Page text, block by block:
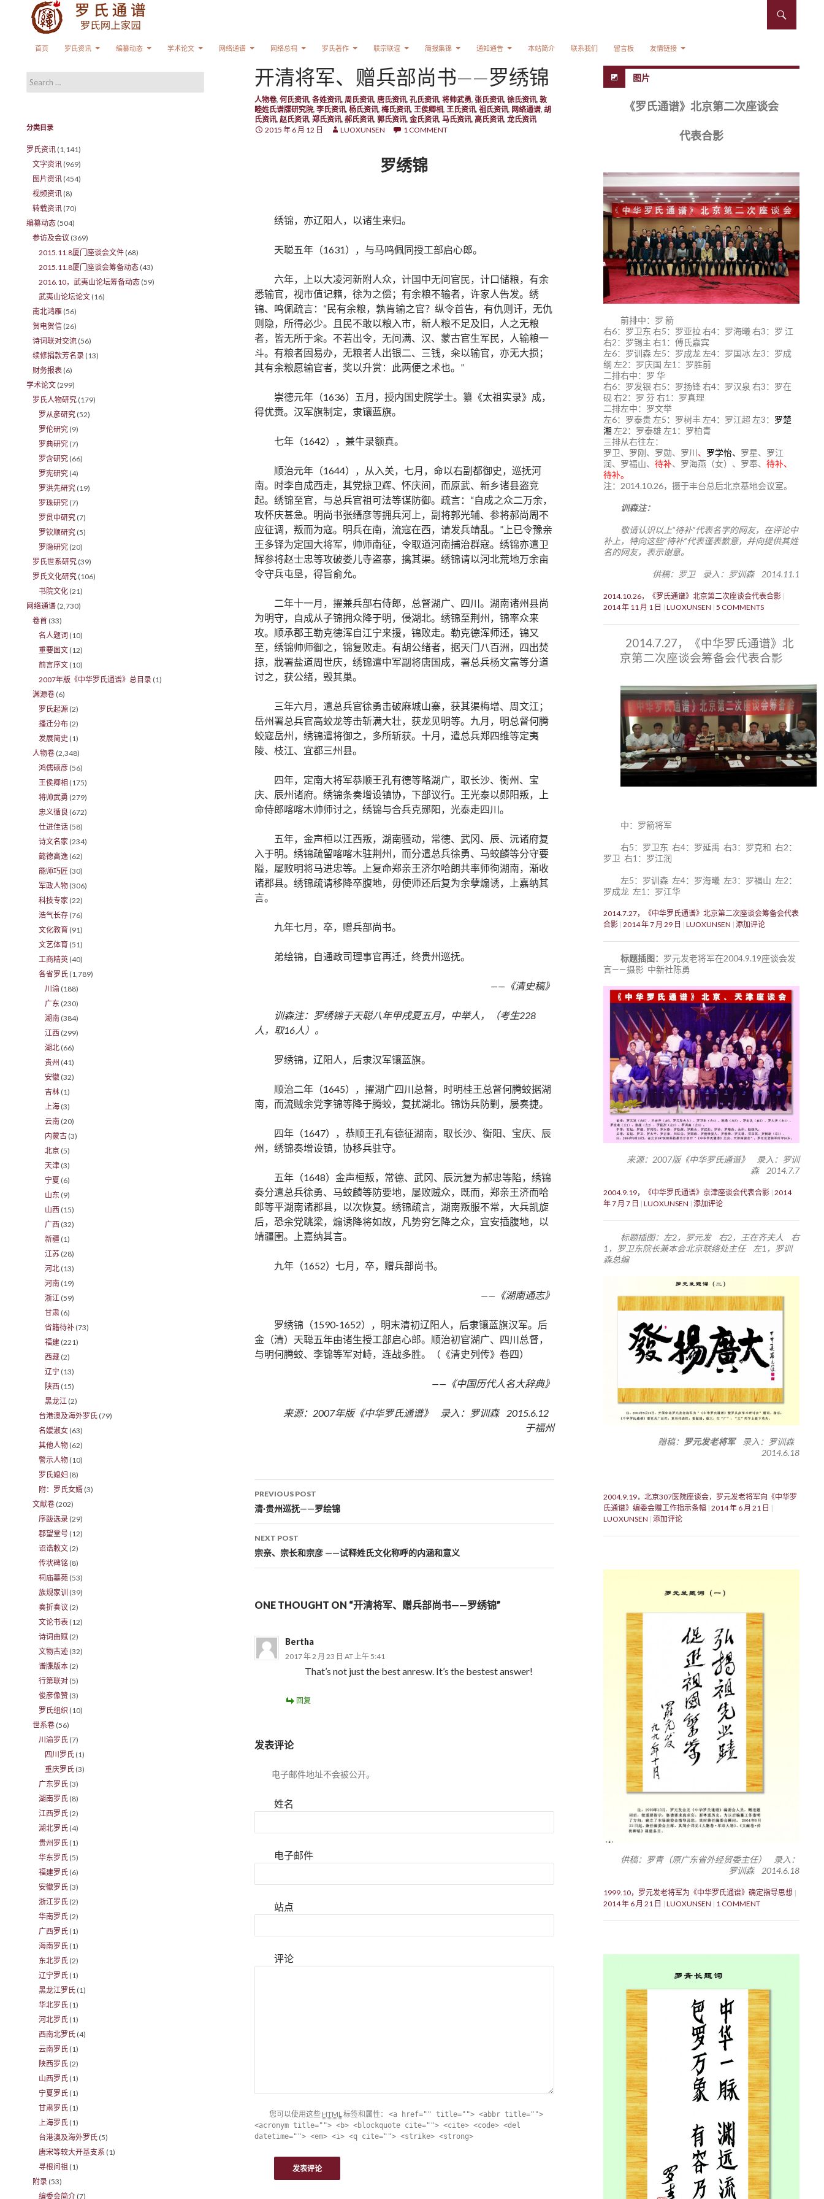
首页
罗氏资讯 编纂动态 学术论文 网络通谱 网络总祠 罗氏著作 联宗联谊 简报集锦 通知通告 本站简介 联系我们 留言板 友情链接
开清将军、赠兵部尚书——罗绣锦
人物卷, 何氏资讯, 各姓资讯, 周氏资讯, 唐氏资讯, 孔氏资讯, 将帅武勇, 张氏资讯, 徐氏资讯, 敦
睦姓氏谱牒研究院, 李氏资讯, 杨氏资讯, 梅氏资讯, 王侯卿相, 王氏资讯, 祖氏资讯, 网络通谱, 胡
氏资讯, 赵氏资讯, 郑氏资讯, 郝氏资讯, 郭氏资讯, 金氏资讯, 马氏资讯, 高氏资讯, 龙氏资讯
2015 年 6 月 12 日
LUOXUNSEN 1 COMMENT
罗绣锦
绣锦，亦辽阳人，以诸生来归。
天聪五年（1631），与马鸣佩同授工部启心郎。
六年，上以大凌河新附人众，计国中无问官民，计口储粮，有余
悉输官，视市值记籍，徐为之偿；有余粮不输者，许家人告发。绣
锦、鸣佩疏言：“民有余粮，孰肯输之官？纵令首告，有仇则讦，无仇
则隐，所得必少。且民不敢以粮入市，新人粮不足及旧，人之无粮
者，皆无所于籴。不若出令，无问满、汉、蒙古官生军民，人输粮一
斗。有粮者固易办，无粮者人出银二、三钱，籴以输官，亦无大损；
其有余粮愿输官者，奖以升赏：此两便之术也。”
崇德元年（1636）五月，授内国史院学士。纂《太祖实录》成，
得优赉。汉军旗制定，隶镶蓝旗。
七年（1642），兼牛录额真。
顺治元年（1644），从入关，七月，命以右副都御史，巡抚河
南。时李自成西走，其党掠卫辉、怀庆间，而原武、新乡诸县盗竞
起。绣锦至官，与总兵官祖可法等谋防御。疏言：“自成之众二万余，
攻怀庆甚急。明尚书张缙彦等拥兵河上，副将郭光辅、参将郝尚周不
应征调，叛而为寇。明兵在南，流寇在西，请发兵靖乱。”上已令豫亲
王多铎为定国大将军，帅师南征，令取道河南捕治群寇。绣锦亦遣卫
辉参将赵士忠等攻破娄儿寺盗寨，擒其渠。绣锦请以河北荒地万余亩
令守兵屯垦，得旨俞允。
二年十一月，擢兼兵部右侍郎，总督湖广、四川。湖南诸州县尚
为明守，自成从子锦拥众降于明，侵湖北。绣锦至荆州，锦率众来
攻。顺承郡王勒克德浑自江宁来援，锦败走。勒克德浑师还，锦又
至，绣锦帅师御之，锦复败走。有胡公绪者，据天门八百洲，四出焚
掠，戕署盐道周世庆，绣锦遣中军副将唐国成，署总兵杨文富等分道
讨之，获公绪，毁其巢。
三年六月，遣总兵官徐勇击破麻城山寨，获其渠梅增、周文江；
岳州署总兵官高蛟龙等击斩满大壮，获龙见明等。九月，明总督何腾
蛟寇岳州，绣锦遣将御之，多所斩获。十月，遣总兵郑四维等定夷
陵、枝江、宜都三州县。
四年，定南大将军恭顺王孔有德等略湖广，取长沙、衡州、宝
庆、辰州诸府。绣锦条奏增设镇协，下部议行。王光泰以郧阳叛，上
命侍郎喀喀木帅师讨之，绣锦与合兵克郧阳，光泰走四川。
五年，金声桓以江西叛，湖南骚动，常德、武冈、辰、沅诸府复
入于明。绣锦疏留喀喀木驻荆州，而分遣总兵徐勇、马蛟麟等分守要
隘，屡败明将马进忠等。上复命郑亲王济尔哈朗共率师徇湖南，渐收
诸郡县。绣锦疏请移降卒腹地，毋使师还后复为余孽煽诱，上嘉纳其
言。
九年七月，卒，赠兵部尚书。
弟绘锦，自通政司理事官再迁，终贵州巡抚。
——《清史稿》
训森注：罗绣锦于天聪八年甲戌夏五月，中举人，（考生228
人，取16人）。
罗绣锦，辽阳人，后隶汉军镶蓝旗。
顺治二年（1645），擢湖广四川总督，时明桂王总督何腾蛟据湖
南，而流贼余党李锦等降于腾蛟，复扰湖北。锦饬兵防剿，屡奏捷。
四年（1647），恭顺王孔有德征湖南，取长沙、衡阳、宝庆、辰
州，绣锦奏增设镇，协移兵驻守。
五年（1648）金声桓叛，常德、武冈、辰沅复为郝忠等陷，绣锦
奏分遣总兵徐勇、马蛟麟等防要地，屡败贼众，既而，郑亲王济而哈
郎等平湖南诸郡县，以次恢复。绣锦疏言，湖南叛服不常，大兵凯旋
后，恐余党跳梁，煽诱降将如故，凡势穷乞降之众，宜安插腹地，以
靖疆圉。上嘉纳其言。
九年（1652）七月，卒，赠兵部尚书。
——《湖南通志》
罗绣锦（1590-1652），明末清初辽阳人，后隶镶蓝旗汉军。后
金（清）天聪五年由诸生授工部启心郎。顺治初官湖广、四川总督，
与明何腾蛟、李锦等军对峙，连战多胜。（《清史列传》卷四）
——《中国历代人名大辞典》
来源：2007年版《中华罗氏通谱》 录入：罗训森 2015.6.12
于福州
Post navigation
PREVIOUS POST
清·贵州巡抚——罗绘锦
NEXT POST
宗亲、宗长和宗彦 ——试释姓氏文化称呼的内涵和意义
ONE THOUGHT ON “开清将军、赠兵部尚书——罗绣锦”
Bertha
2017 年 2 月 23 日 AT 上午 5:41
That’s not just the best anresw. It’s the bestest answer!
回复
发表评论
电子邮件地址不会被公开。
姓名
电子邮件
站点
评论
您可以使用这些 HTML标签和属性： <a href="" title=""> <abbr title="">
<acronym title=""> <b> <blockquote cite=""> <cite> <code> <del
datetime=""> <em> <i> <q cite=""> <strike> <strong>
图片
《罗氏通谱》北京第二次座谈会
代表合影
前排中：罗 箭
右6：罗卫东 右5：罗亚拉 右4：罗海曦 右3：罗 江
右2：罗锡主 右1：傅氏嘉宾
左6：罗训森 左5：罗成龙 左4：罗国冰 左3：罗成
纲 左2：罗庆国 左1：罗胜前
二排右中：罗 华
右6：罗发银 右5：罗扬锋 右4：罗汉泉 右3：罗在
砚 右2：罗 芬 右1：罗真理
二排左中：罗文举
左6：罗泰贵 左5：罗树丰 左4：罗江超 左3： 罗楚
湘 左2：罗泰雄 左1：罗柏青
三排从右往左：
罗卫、罗刚、罗勋、罗川、 罗学怡、 罗星、罗江
润、罗福山、 待补、罗海燕（女）、罗奉、 待补、
待补。
注：2014.10.26，摄于丰台总后北京基地会议室。
训森注：
敬请认识以上“待补”代表名字的网友，在评论中
补上，特向这些“待补”代表谨表歉意，并向提供其姓
名的网友，表示谢意。
供稿：罗卫 录入：罗训森 2014.11.1
2014.10.26，《罗氏通谱》北京第二次座谈会代表合影
2014 年 11 月 1 日
LUOXUNSEN 5 COMMENTS
2014.7.27，《中华罗氏通谱》北
京第二次座谈会筹备会代表合影
中：罗箭将军
右5：罗卫东 右4：罗延禹 右3：罗克和 右2：
罗卫 右1：罗江润
左5：罗训森 左4：罗海曦 左3：罗福山 左2：
罗成龙 左1：罗江华
2014.7.27，《中华罗氏通谱》北京第二次座谈会筹备会代表
合影 2014 年 7 月 29 日 LUOXUNSEN 添加评论
标题插图： 罗元发老将军在2004.9.19座谈会发
言——摄影 中新社陈勇
来源：2007版《中华罗氏通谱》 录入：罗训
森 2014.7.7
2004.9.19，《中华罗氏通谱》京津座谈会代表合影 2014
年 7 月 7 日
LUOXUNSEN 添加评论
标题插图：左2，罗元发 右2，王在齐夫人 右
1，罗卫东院长兼本会北京联络处主任 左1，罗训
森总编
赠稿： 罗元发老将军录入：罗训森
2014.6.18
2004.9.19，北京307医院座谈会，罗元发老将军向《中华罗
氏通谱》编委会赠工作指示条幅 2014 年 6 月 21 日
LUOXUNSEN 添加评论
供稿：罗青（原广东省外经贸委主任） 录入：
罗训森 2014.6.18
1999.10，罗元发老将军为《中华罗氏通谱》确定指导思想
2014 年 6 月 21 日
LUOXUNSEN 1 COMMENT
Search for:
分类目录
罗氏资讯 (1,141)
文字资讯 (969)
图片资讯 (454)
视频资讯 (8)
转载资讯 (70)
编纂动态 (504)
参访及会议 (369)
2015.11.8厦门座谈会文件 (68)
2015.11.8厦门座谈会筹备动态 (43)
2016.10，武夷山论坛筹备动态 (59)
武夷山论坛论文 (16)
南北鸿雁 (56)
贺电贺信 (26)
诗词联对交流 (56)
续修捐款芳名录 (13)
财务报表 (6)
学术论文 (299)
罗氏人物研究 (179)
罗从彦研究 (52)
罗伦研究 (9)
罗典研究 (7)
罗含研究 (66)
罗宪研究 (4)
罗洪先研究 (19)
罗珠研究 (7)
罗贯中研究 (7)
罗钦顺研究 (5)
罗隐研究 (20)
罗氏世系研究 (39)
罗氏文化研究 (106)
书院文化 (21)
网络通谱 (2,730)
卷首 (33)
名人题词 (10)
重要图文 (12)
前言序文 (10)
2007年版《中华罗氏通谱》总目录 (1)
渊源卷 (6)
罗氏起源 (2)
播迁分布 (2)
发展简史 (1)
人物卷 (2,348)
鸿儒硕彦 (56)
王侯卿相 (175)
将帅武勇 (279)
忠义循良 (672)
仕进佳话 (58)
诗文名家 (234)
懿德高逸 (62)
能师巧匠 (30)
军政人物 (306)
科技专家 (22)
浩气长存 (76)
文化教育 (91)
文艺体育 (51)
工商精英 (40)
各省罗氏 (1,789)
川渝 (188)
广东 (230)
湖南 (384)
江西 (299)
湖北 (66)
贵州 (41)
安徽 (32)
吉林 (1)
上海 (3)
云南 (20)
内蒙古 (3)
北京 (5)
天津 (3)
宁夏 (6)
山东 (9)
山西 (15)
广西 (32)
新疆 (1)
江苏 (28)
河北 (13)
河南 (19)
浙江 (59)
甘肃 (6)
省籍待补 (73)
福建 (221)
西藏 (2)
辽宁 (13)
陕西 (15)
黑龙江 (2)
台港澳及海外罗氏 (79)
名嫒淑女 (63)
其他人物 (62)
警示人物 (10)
罗氏媳妇 (8)
附：罗氏女婿 (3)
文献卷 (202)
序跋选录 (29)
郡望堂号 (12)
诏诰敕文 (2)
传状碑铭 (8)
祠庙墓苑 (53)
族规家训 (39)
奏折奏议 (2)
文论书表 (12)
诗词曲赋 (2)
文物古迹 (32)
谱牒版本 (2)
行第联对 (5)
俊彦像赞 (3)
罗氏组织 (10)
世系卷 (56)
川渝罗氏 (7)
四川罗氏 (1)
重庆罗氏 (3)
广东罗氏 (3)
湖南罗氏 (8)
江西罗氏 (2)
湖北罗氏 (4)
贵州罗氏 (1)
华东罗氏 (5)
福建罗氏 (6)
安徽罗氏 (3)
浙江罗氏 (2)
华南罗氏 (2)
广西罗氏 (1)
海南罗氏 (1)
东北罗氏 (2)
辽宁罗氏 (1)
黑龙江罗氏 (1)
华北罗氏 (1)
河北罗氏 (1)
西南北罗氏 (4)
云南罗氏 (1)
陕西罗氏 (2)
山西罗氏 (1)
宁夏罗氏 (1)
甘肃罗氏 (1)
上海罗氏 (1)
台港澳及海外罗氏 (5)
唐宋等较大开基支系 (1)
寻根问祖 (1)
附录 (53)
编委会简介 (7)